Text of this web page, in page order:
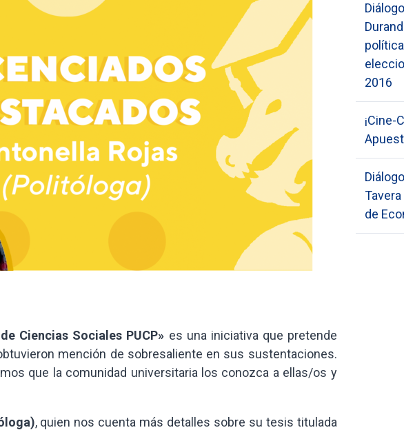
Ciencias Sociales PUCP» es una iniciativa que pretende
mención de sobresaliente en sus sustentaciones.
que la comunidad universitaria los conozca a ellas/os y
, quien nos cuenta más detalles sobre su tesis titulada
2016
¡Cine-
de